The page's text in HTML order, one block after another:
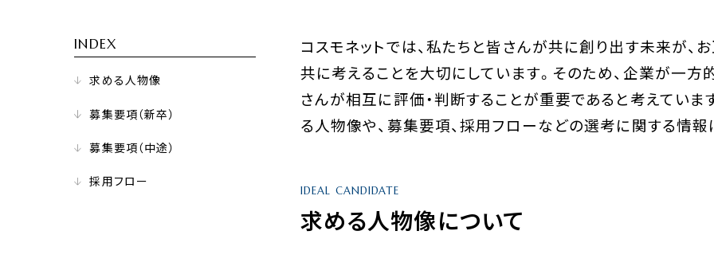
INDEX
求める人物像
募集要項（新卒）
募集要項（中途）
採用フロー
コスモネットでは、私たちと皆さんが共に創り出す未来が、
共に考えることを大切にしています。そのため、企業が一方
さんが相互に評価・判断することが重要であると考えていま
る人物像や、募集要項、採用フローなどの選考に関する情報
IDEAL CANDIDATE
求める人物像について